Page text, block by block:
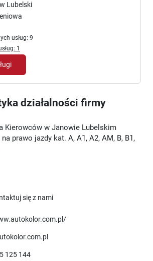
Lubelski
usług: 9
1
działalności firmy
Kierowców w Janowie Lubelskim
prawo jazdy kat. A, A1, A2, AM, B, B1,
się z nami
Uwaga, link otworzy się w
125 144